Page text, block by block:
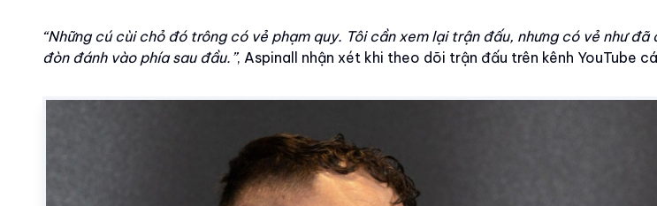
“Những cú cùi chỏ đó trông có vẻ phạm quy. Tôi cần xem lại trận đấu, nhưng có vẻ như đã
đòn đánh vào phía sau đầu.”, Aspinall nhận xét khi theo dõi trận đấu trên kênh YouTube